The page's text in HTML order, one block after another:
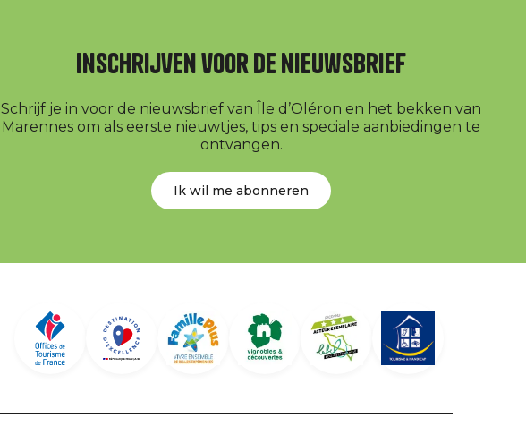
Inschrijven voor de nieuwsbrief
Schrijf je in voor de nieuwsbrief van Île d’Oléron en het bekken van
Marennes om als eerste nieuwtjes, tips en speciale aanbiedingen te
ontvangen.
Ik wil me abonneren